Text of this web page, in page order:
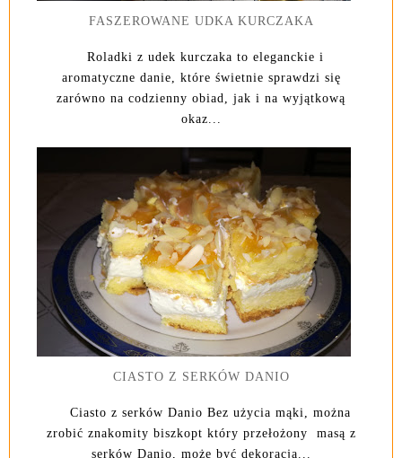
FASZEROWANE UDKA KURCZAKA
Roladki z udek kurczaka to eleganckie i
aromatyczne danie, które świetnie sprawdzi się
zarówno na codzienny obiad, jak i na wyjątkową
okaz...
CIASTO Z SERKÓW DANIO
Ciasto z serków Danio Bez użycia mąki, można
zrobić znakomity biszkopt który przełożony masą z
serków Danio, może być dekoracją...